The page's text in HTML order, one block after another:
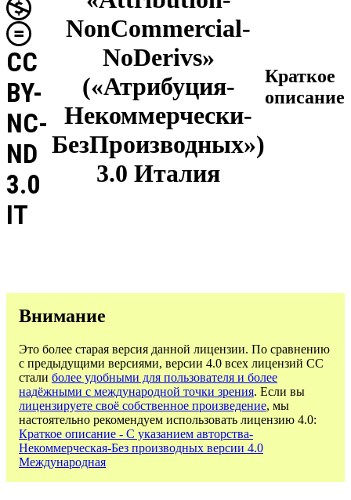
NonCommercial-
NoDerivs»
(«Атрибуция-
Некоммерчески-
БезПроизводных»)
3.0 Италия
CC
BY-
NC-
ND
3.0
IT
Краткое
описание
Внимание
Это более старая версия данной лицензии. По сравнению
с предыдущими версиями, версии 4.0 всех лицензий CC
стали более удобными для пользователя и более
надёжными с международной точки зрения. Если вы
лицензируете своё собственное произведение, мы
настоятельно рекомендуем использовать лицензию 4.0:
Краткое описание - С указанием авторства-
Некоммерческая-Без производных версии 4.0
Международная